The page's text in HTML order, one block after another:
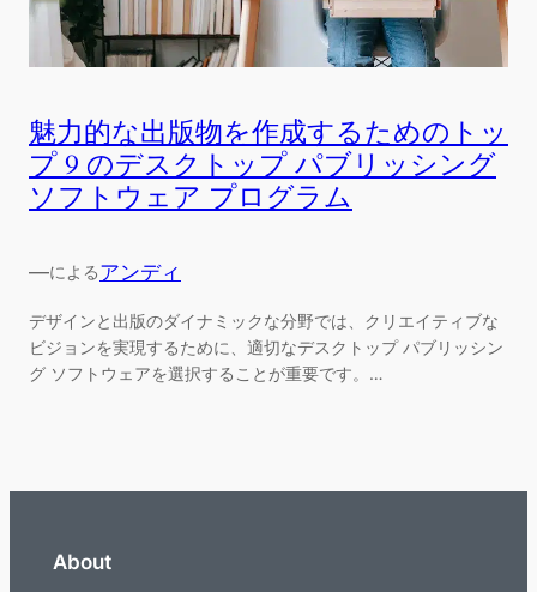
魅力的な出版物を作成するためのトッ
プ 9 のデスクトップ パブリッシング
ソフトウェア プログラム
—によるアンディ
デザインと出版のダイナミックな分野では、クリエイティブな
ビジョンを実現するために、適切なデスクトップ パブリッシン
グ ソフトウェアを選択することが重要です。…
About